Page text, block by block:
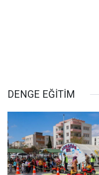
DENGE EĞİTİM